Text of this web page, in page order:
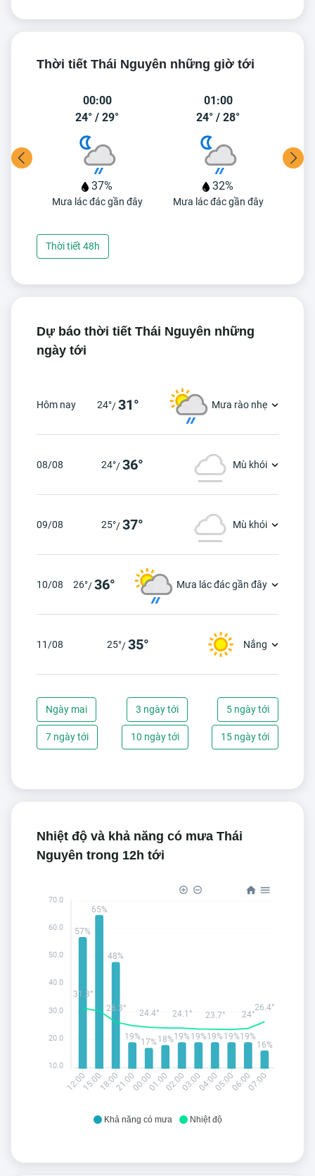
Thời tiết Thái Nguyên những giờ tới
00:00
24° / 29°
37%
Mưa lác đác gần đây
01:00
24° / 28°
32%
Mưa lác đác gần đây
Thời tiết 48h
Dự báo thời tiết Thái Nguyên những
ngày tới
Hôm nay 24°/31° Mưa rào nhẹ
08/08 24°/36° Mù khói
09/08 25°/37° Mù khói
10/08 26°/36° Mưa lác đác gần đây
11/08 25°/35° Nắng
Ngày mai 3 ngày tới 5 ngày tới
7 ngày tới 10 ngày tới 15 ngày tới
Nhiệt độ và khả năng có mưa Thái
Nguyên trong 12h tới
Khả năng có mưa Nhiệt độ
12:0015:0018:0021:0000:0001:0002:0003:0004:0005:0006:0007:00
57%
65%
48%
19%
17% 18%19% 19%19% 19%19%
16%
31.3°
26.3°
24.4° 24.1° 23.7° 24°
26.4°
70.0
60.0
50.0
40.0
30.0
20.0
10.0